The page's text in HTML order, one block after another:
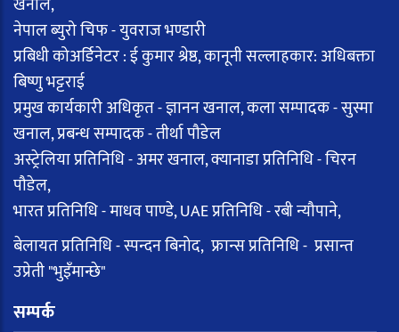
नेपाल ब्युरो चिफ - युवराज भण्डारी
प्रबिधी कोअर्डिनेटर : ई कुमार श्रेष्ठ, कानूनी सल्लाहकार: अधिबक्ता
बिष्णु भट्टराई
प्रमुख कार्यकारी अधिकृत - ज्ञानन खनाल, कला सम्पादक - सुस्मा
खनाल, प्रबन्ध सम्पादक - तीर्था पौडेल
अस्ट्रेलिया प्रतिनिधि - अमर खनाल, क्यानाडा प्रतिनिधि - चिरन
पौडेल,
भारत प्रतिनिधि - माधव पाण्डे, UAE प्रतिनिधि - रबी न्यौपाने,
बेलायत प्रतिनिधि - स्पन्दन बिनोद, फ्रान्स प्रतिनिधि - प्रसान्त
उप्रेती "भुइँमान्छे"
सम्पर्क